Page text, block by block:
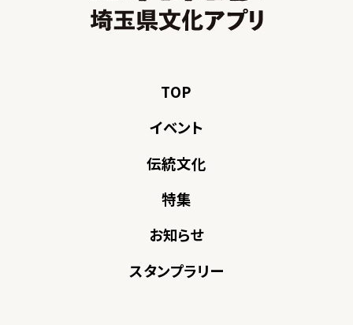
TOP
イベント
伝統文化
特集
お知らせ
スタンプラリー